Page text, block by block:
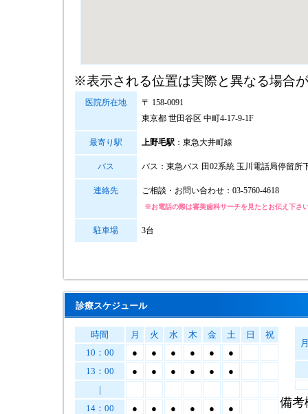
※表示される位置は実際と異なる場合
医院所在地
〒 158-0091
東京都 世田谷区 中町4-17-9-1F
最寄り駅 上野毛駅 ：東急大井町線
バス バス：東急バス 田02系統 玉川電話局停留所
連絡先 ご相談・お問い合わせ： 03-5760-4618
※お電話の際は審美歯科サーチを見たとお伝え下さ
駐車場 3台
診療スケジュール
時間 月 火 水 木 金 土 日
祝
10：00
● ● ● ● ●
●
13：00
● ● ● ● ●
●
｜
14：00
● ● ● ● ●
●
備考